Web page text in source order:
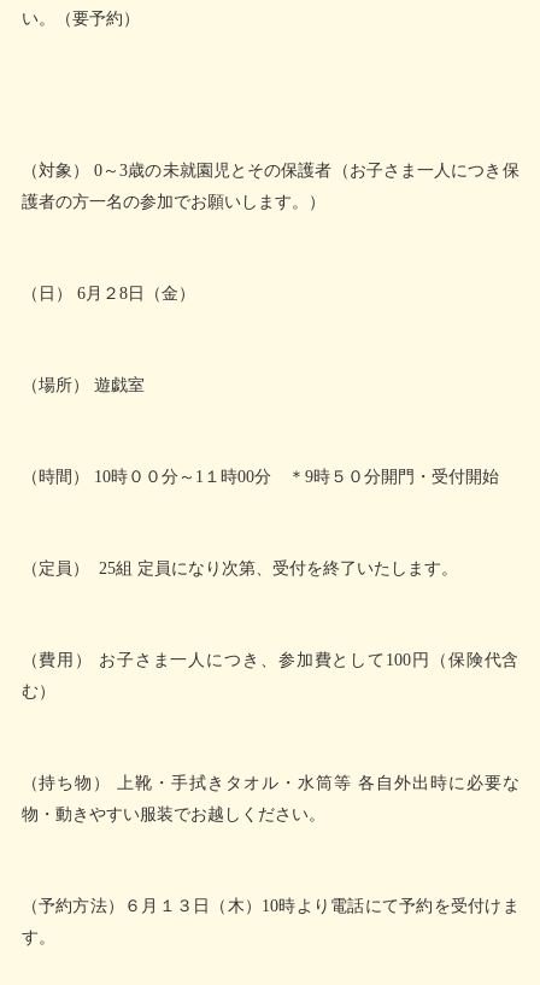
い。（要予約）
（対象） 0～3歳の未就園児とその保護者（お子さま一人につき保
護者の方一名の参加でお願いします。）
（日） 6月２8日（金）
（場所） 遊戯室
（時間） 10時００分～1１時00分 ＊9時５０分開門・受付開始
（定員） 25組 定員になり次第、受付を終了いたします。
（費用） お子さま一人につき、参加費として100円（保険代含
む）
（持ち物） 上靴・手拭きタオル・水筒等 各自外出時に必要な
物・動きやすい服装でお越しください。
（予約方法）６月１３日（木）10時より電話にて予約を受付けま
す。